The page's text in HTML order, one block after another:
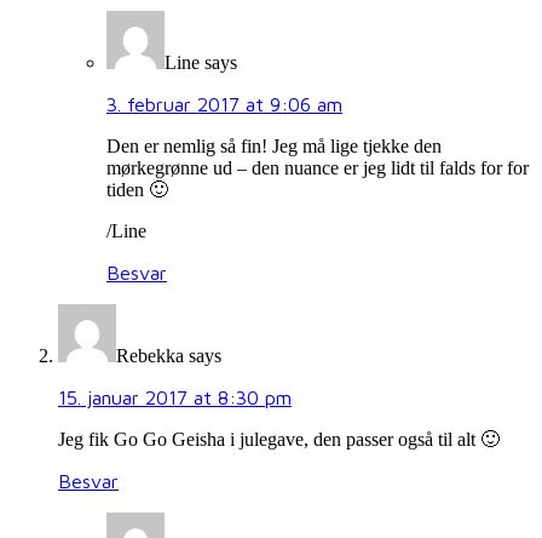
Line says
3. februar 2017 at 9:06 am
Den er nemlig så fin! Jeg må lige tjekke den
mørkegrønne ud – den nuance er jeg lidt til falds for for
tiden 🙂
/Line
Besvar
Rebekka says
15. januar 2017 at 8:30 pm
Jeg fik Go Go Geisha i julegave, den passer også til alt 🙂
Besvar